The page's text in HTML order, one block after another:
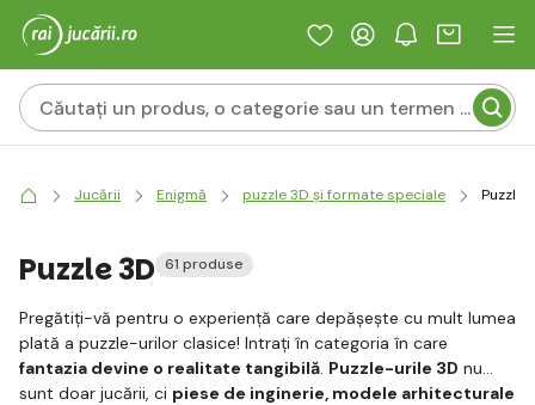
Jucării Enigmă puzzle 3D și formate speciale Puzzle
Puzzle 3D 61 produse
Pregătiți-vă pentru o experiență care depășește cu mult lumea
plată a puzzle-urilor clasice! Intrați în categoria în care
fantazia devine o realitate tangibilă. Puzzle-urile 3D nu
sunt doar jucării, ci piese de inginerie, modele arhitecturale